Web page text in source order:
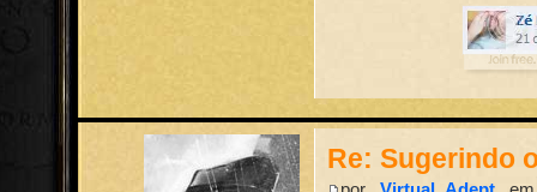
Re: Sugerindo